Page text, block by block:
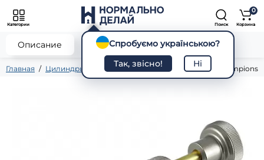
Категории Поиск
0
Корзина
Главная Цилиндры Ключ - шток Цилиндр Mottura Champions
Описание Характеристики Отзывы
Спробуємо українською?
Так, звісно!
Ні